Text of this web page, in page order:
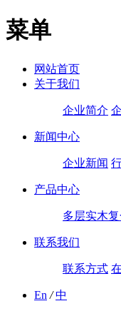
菜单
网站首页
关于我们
企业简介
新闻中心
企业新闻
产品中心
多层实木
联系我们
联系方式
En /中